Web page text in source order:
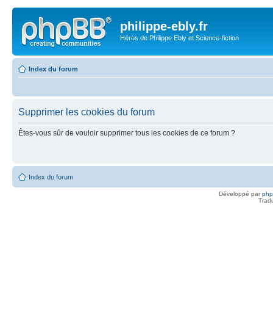
philippe-ebly.fr
Héros de Philippe Ebly et Science-fiction
Index du forum
Supprimer les cookies du forum
Êtes-vous sûr de vouloir supprimer tous les cookies de ce forum ?
Index du forum
Développé par